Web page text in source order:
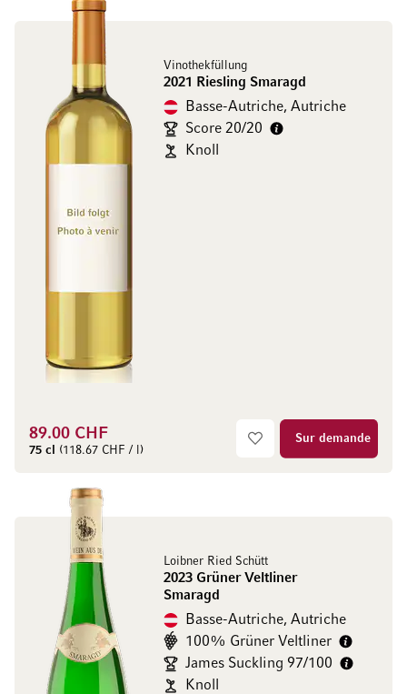
Vinothekfüllung
2021 Riesling Smaragd
Basse-Autriche, Autriche
Score 20/20
Knoll
89.00 CHF
75 cl (118.67 CHF / l)
Sur demande
Loibner Ried Schütt
2023 Grüner Veltliner
Smaragd
Basse-Autriche, Autriche
100% Grüner Veltliner
James Suckling 97/100
Knoll